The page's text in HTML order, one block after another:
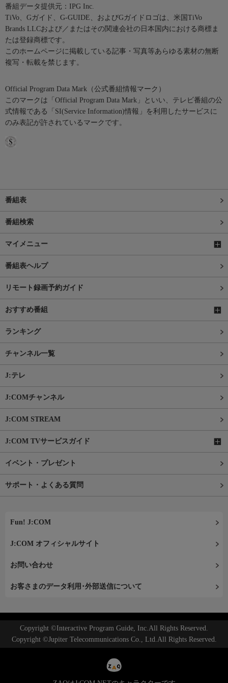
番組データ提供元：IPG Inc.
TiVo、Gガイド、G-GUIDE、およびGガイドロゴは、米国TiVo
Brands LLCおよび／またはその関連会社の日本国内における商標ま
たは登録商標です。
このホームページに掲載している記事・写真等あらゆる素材の無断
複写・転載を禁じます。
Official Program Data Mark（公式番組情報マーク）
このマークは「Official Program Data Mark」といい、テレビ番組の公
式情報である「SI(Service Information)情報」を利用したサービスに
のみ表記が許されているマークです。
番組表
番組検索
マイメニュー
番組表ヘルプ
リモート録画予約ガイド
おすすめ番組
ランキング
チャンネル一覧
J:テレ
J:COMチャンネル
J:COM STREAM
J:COM TVサービスガイド
イベント・プレゼント
サポート・よくある質問
Fun! J:COM
J:COM オフィシャルサイト
お問い合わせ
お客さまのデータ利用･外部送信について
Copyright ©Interactive Program Guide, Inc.All Rights Reserved.
Copyright ©Jupiter Telecommunications Co., Ltd.All Rights Reserved.